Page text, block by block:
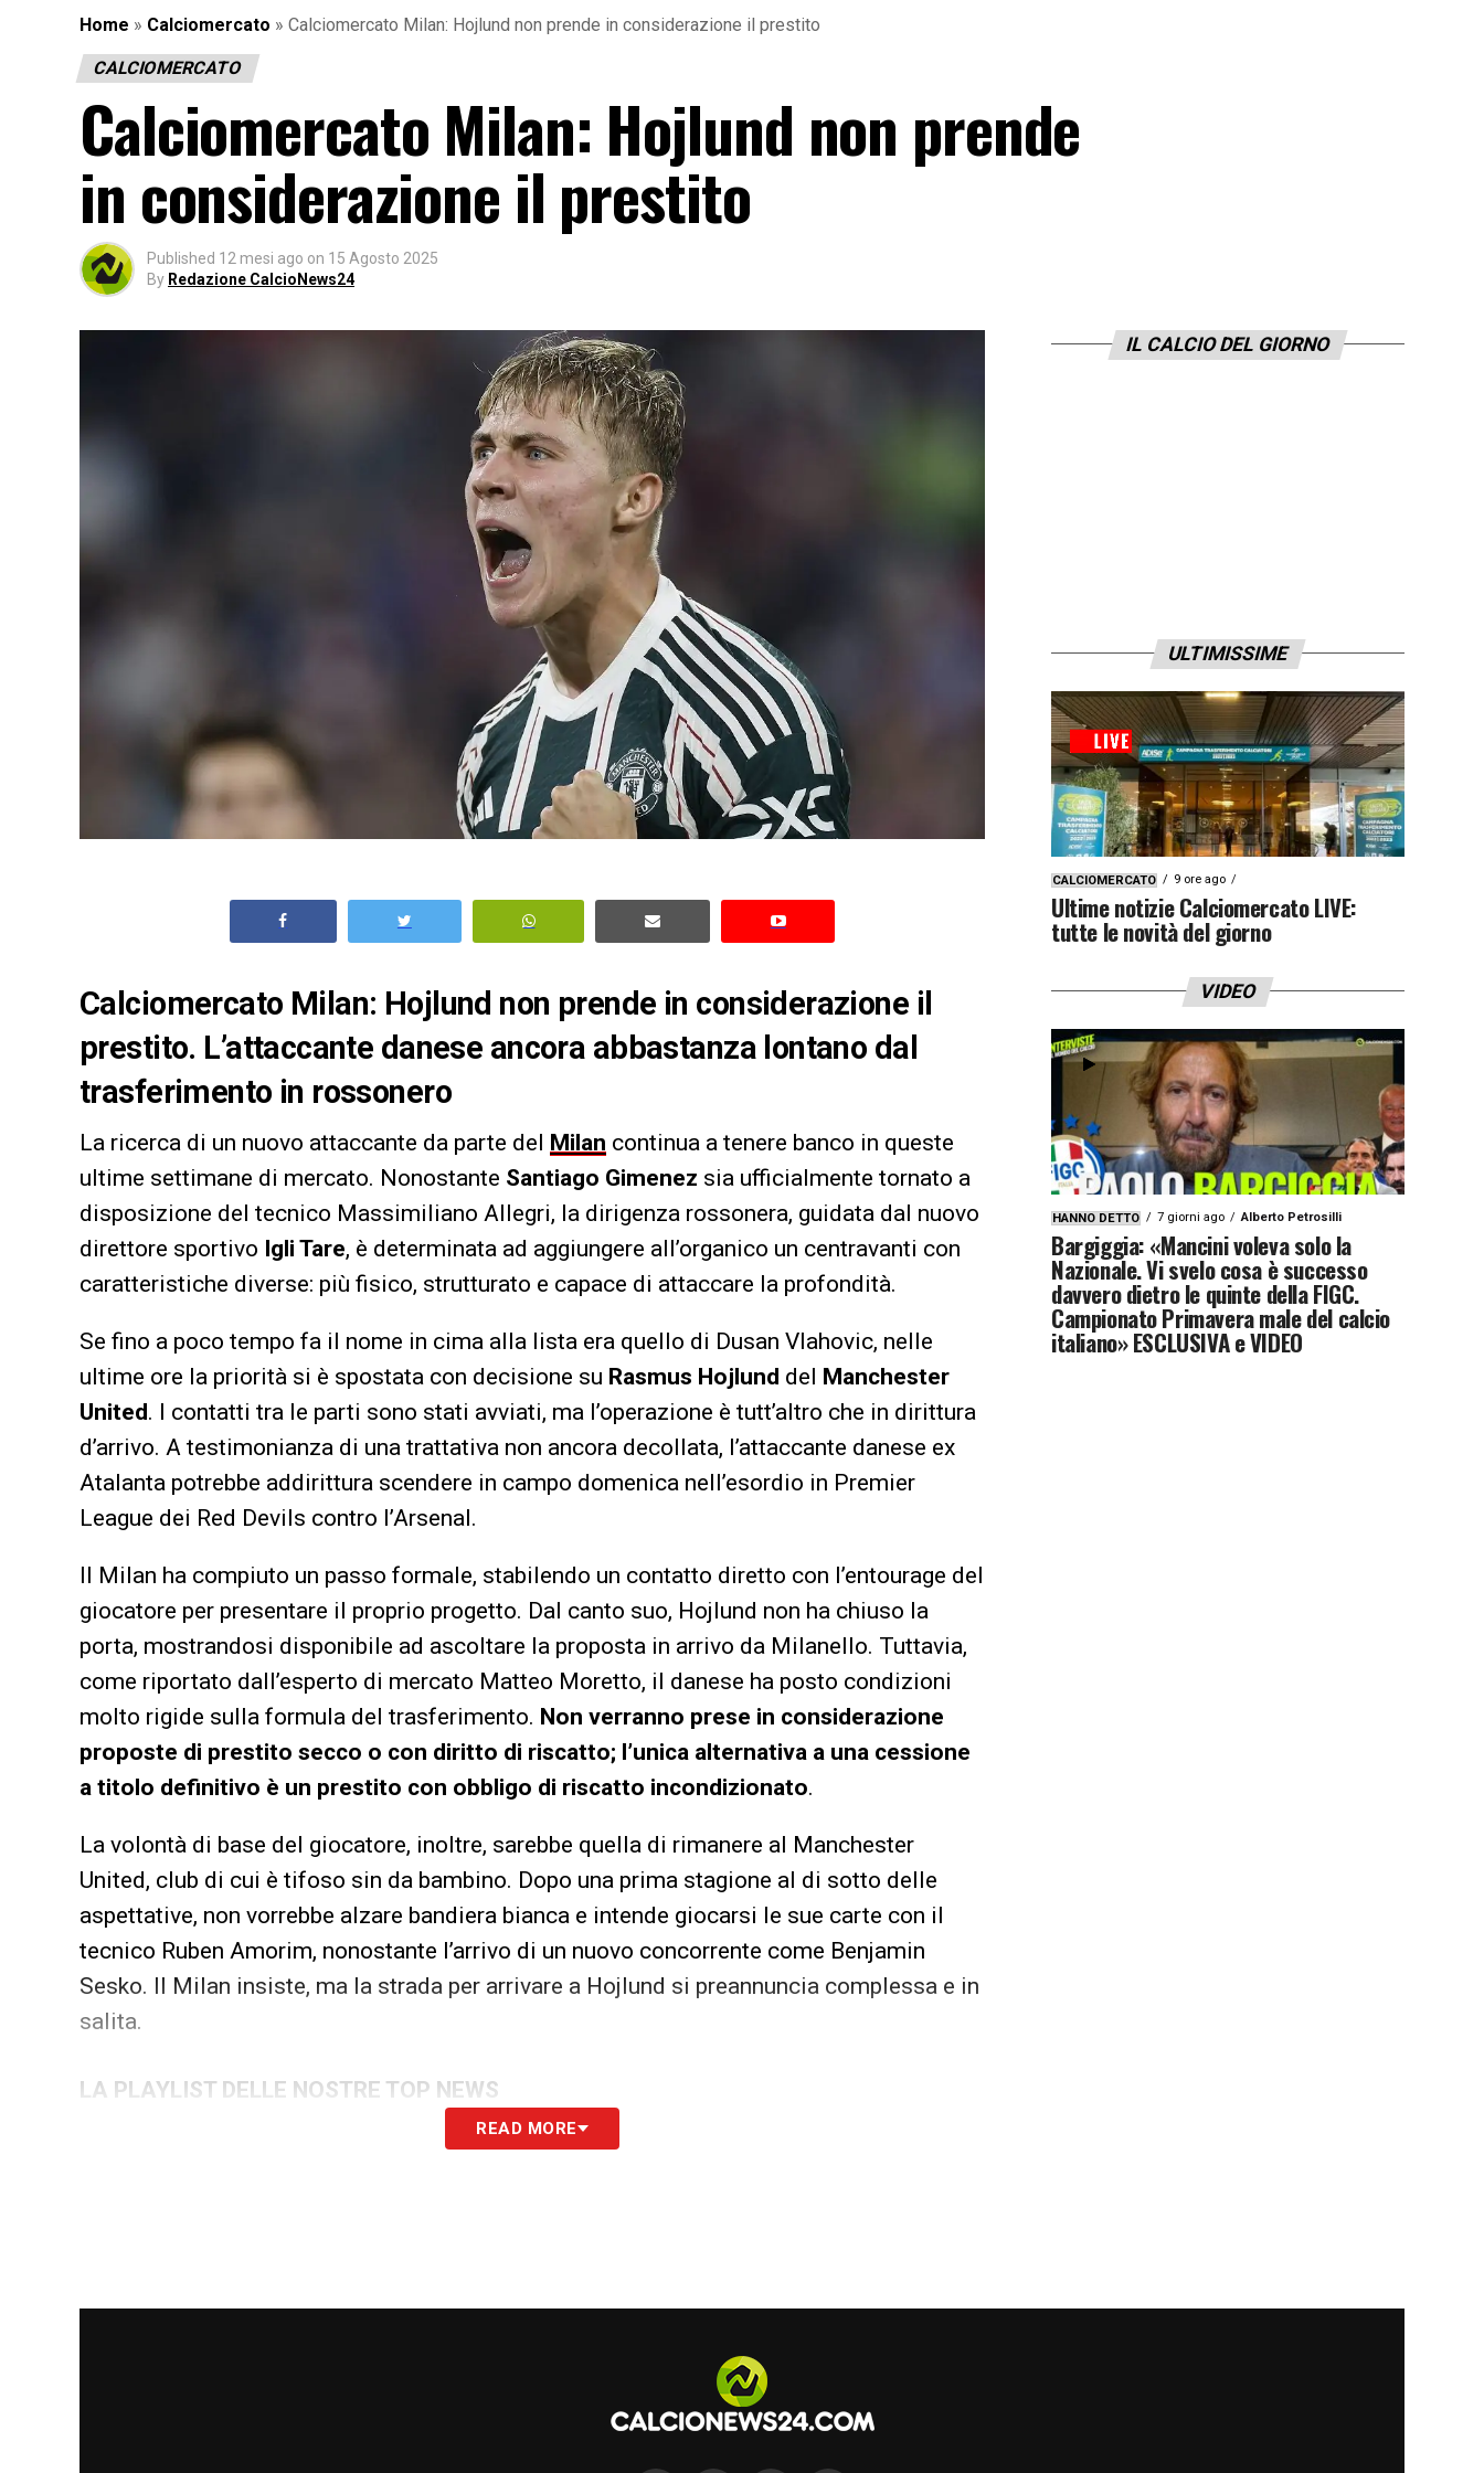
Home » Calciomercato » Calciomercato Milan: Hojlund non prende in considerazione il prestito
CALCIOMERCATO
Calciomercato Milan: Hojlund non prende
in considerazione il prestito
Published 12 mesi ago on 15 Agosto 2025
By Redazione CalcioNews24
Calciomercato Milan: Hojlund non prende in considerazione il
prestito. L’attaccante danese ancora abbastanza lontano dal
trasferimento in rossonero
La ricerca di un nuovo attaccante da parte del Milan continua a tenere banco in queste
ultime settimane di mercato. Nonostante Santiago Gimenez sia ufficialmente tornato a
disposizione del tecnico Massimiliano Allegri, la dirigenza rossonera, guidata dal nuovo
direttore sportivo Igli Tare, è determinata ad aggiungere all’organico un centravanti con
caratteristiche diverse: più fisico, strutturato e capace di attaccare la profondità.
Se fino a poco tempo fa il nome in cima alla lista era quello di Dusan Vlahovic, nelle
ultime ore la priorità si è spostata con decisione su Rasmus Hojlund del Manchester
United. I contatti tra le parti sono stati avviati, ma l’operazione è tutt’altro che in dirittura
d’arrivo. A testimonianza di una trattativa non ancora decollata, l’attaccante danese ex
Atalanta potrebbe addirittura scendere in campo domenica nell’esordio in Premier
League dei Red Devils contro l’Arsenal.
Il Milan ha compiuto un passo formale, stabilendo un contatto diretto con l’entourage del
giocatore per presentare il proprio progetto. Dal canto suo, Hojlund non ha chiuso la
porta, mostrandosi disponibile ad ascoltare la proposta in arrivo da Milanello. Tuttavia,
come riportato dall’esperto di mercato Matteo Moretto, il danese ha posto condizioni
molto rigide sulla formula del trasferimento. Non verranno prese in considerazione
proposte di prestito secco o con diritto di riscatto; l’unica alternativa a una cessione
a titolo definitivo è un prestito con obbligo di riscatto incondizionato.
La volontà di base del giocatore, inoltre, sarebbe quella di rimanere al Manchester
United, club di cui è tifoso sin da bambino. Dopo una prima stagione al di sotto delle
aspettative, non vorrebbe alzare bandiera bianca e intende giocarsi le sue carte con il
tecnico Ruben Amorim, nonostante l’arrivo di un nuovo concorrente come Benjamin
Sesko. Il Milan insiste, ma la strada per arrivare a Hojlund si preannuncia complessa e in
salita.
LA PLAYLIST DELLE NOSTRE TOP NEWS
READ MORE
IL CALCIO DEL GIORNO
ULTIMISSIME
CALCIOMERCATO 9 ore ago
Ultime notizie Calciomercato LIVE:
tutte le novità del giorno
VIDEO
HANNO DETTO 7 giorni ago Alberto Petrosilli
Bargiggia: «Mancini voleva solo la
Nazionale. Vi svelo cosa è successo
davvero dietro le quinte della FIGC.
Campionato Primavera male del calcio
italiano» ESCLUSIVA e VIDEO